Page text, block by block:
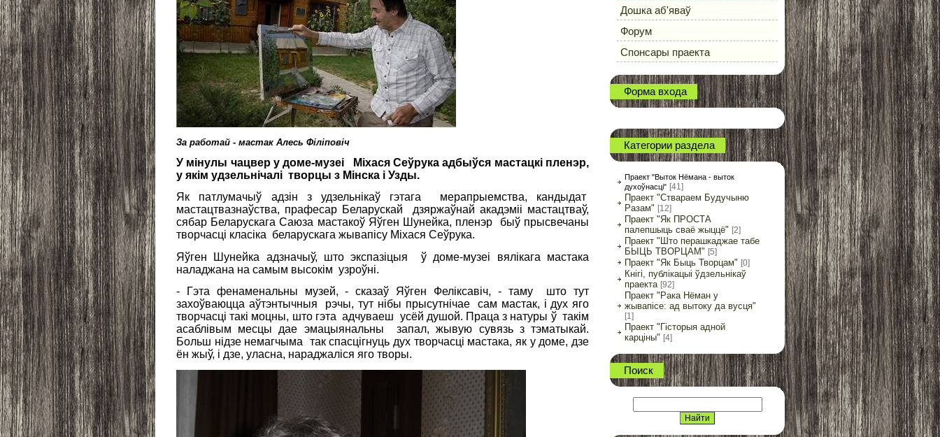
За работай - мастак Алесь Філіповіч
У мінулы чацвер у доме-музеі Міхася Сеўрука адбыўся мастацкі пленэр,
у якім удзельнічалі творцы з Мінска і Узды.
Як патлумачыў адзін з удзельнікаў гэтага мерапрыемства, кандыдат
мастацтвазнаўства, прафесар Беларускай дзяржаўнай акадэміі мастацтваў,
сябар Беларускага Саюза мастакоў Яўген Шунейка, пленэр быў прысвечаны
творчасці класіка беларускага жывапісу Міхася Сеўрука.
Яўген Шунейка адзначыў, што экспазіцыя ў доме-музеі вялікага мастака
наладжана на самым высокім узроўні.
- Гэта фенаменальны музей, - сказаў Яўген Феліксавіч, - таму што тут
захоўваюцца аўтэнтычныя рэчы, тут нібы прысутнічае сам мастак, і дух яго
творчасці такі моцны, што гэта адчуваеш усёй душой. Праца з натуры ў такім
асаблівым месцы дае эмацыянальны запал, жывую сувязь з тэматыкай.
Больш нідзе немагчыма так спасцігнуць дух творчасці мастака, як у доме, дзе
ён жыў, і дзе, уласна, нараджаліся яго творы.
Дошка аб'яваў
Форум
Спонсары праекта
Форма входа
Категории раздела
Праект "Выток Нёмана - выток
духоўнасці" [41]
Праект "Ствараем Будучыню
Разам" [12]
Праект "Як ПРОСТА
палепшыць сваё жыццё" [2]
Праект "Што перашкаджае табе
БЫЦЬ ТВОРЦАМ" [5]
Праект "Як Быць Творцам" [0]
Кнігі, публікацыі ўдзельнікаў
праекта [92]
Праект "Рака Нёман у
жывапісе: ад вытоку да вусця"
[1]
Праект "Гісторыя адной
карціны" [4]
Поиск